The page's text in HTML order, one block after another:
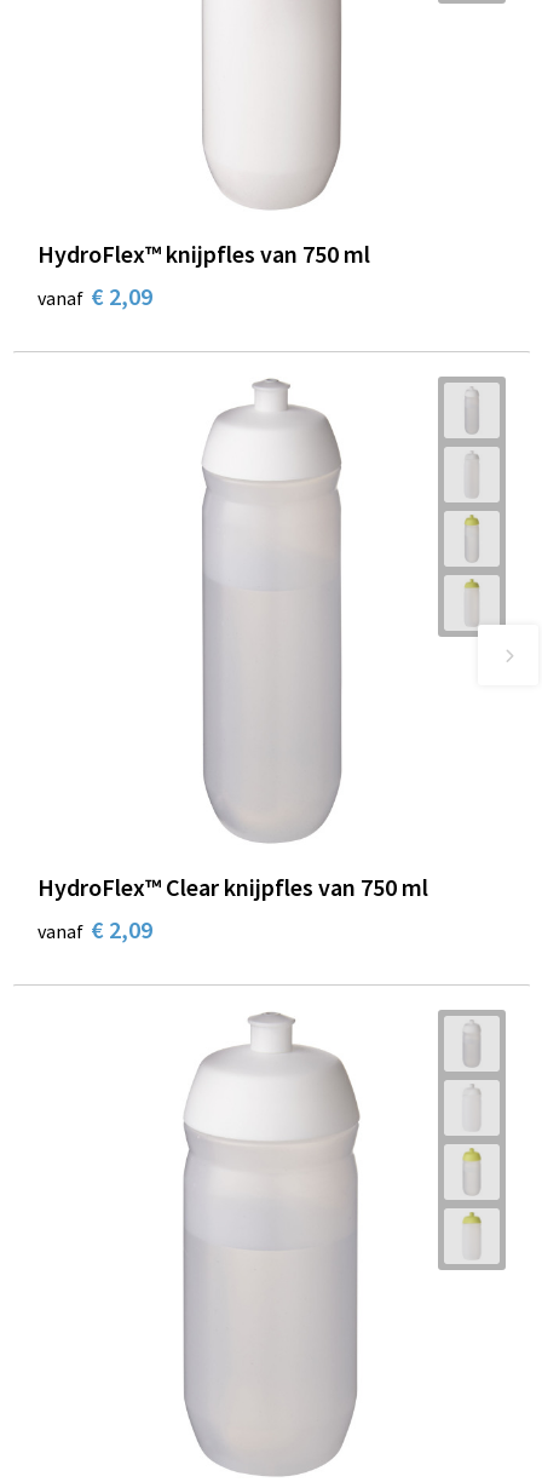
HydroFlex™ knijpfles van 750 ml
vanaf € 2,09
HydroFlex™ Clear knijpfles van 750 ml
vanaf € 2,09